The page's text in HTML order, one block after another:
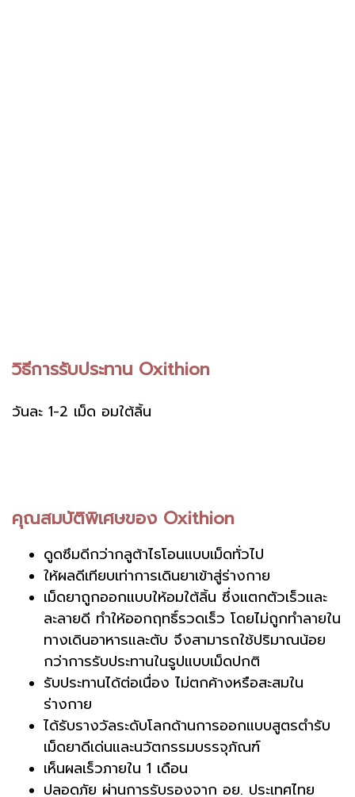
วิธีการรับประทาน Oxithion
วันละ 1-2 เม็ด อมใต้ลิ้น
คุณสมบัติพิเศษของ Oxithion
ดูดซึมดีกว่ากลูต้าไธโอนแบบเม็ดทั่วไป
ให้ผลดีเทียบเท่าการเดินยาเข้าสู่ร่างกาย
เม็ดยาถูกออกแบบให้อมใต้ลิ้น ซึ่งแตกตัวเร็วและ
ละลายดี ทำให้ออกฤทธิ์รวดเร็ว โดยไม่ถูกทำลายใน
ทางเดินอาหารและตับ จึงสามารถใช้ปริมาณน้อย
กว่าการรับประทานในรูปแบบเม็ดปกติ
รับประทานได้ต่อเนื่อง ไม่ตกค้างหรือสะสมใน
ร่างกาย
ได้รับรางวัลระดับโลกด้านการออกแบบสูตรตำรับ
เม็ดยาดีเด่นและนวัตกรรมบรรจุภัณฑ์
เห็นผลเร็วภายใน 1 เดือน
ปลอดภัย ผ่านการรับรองจาก อย. ประเทศไทย